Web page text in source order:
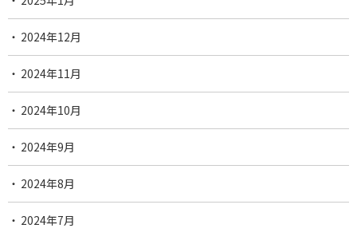
2024年12月
2024年11月
2024年10月
2024年9月
2024年8月
2024年7月